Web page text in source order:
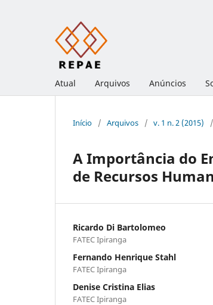
Atual Arquivos Anúncios
Início / Arquivos / v. 1 n. 2 (2015) /
A Importância do
de Recursos
Ricardo Di Bartolomeo
FATEC Ipiranga
Fernando Henrique Stahl
FATEC Ipiranga
Denise Cristina Elias
FATEC Ipiranga